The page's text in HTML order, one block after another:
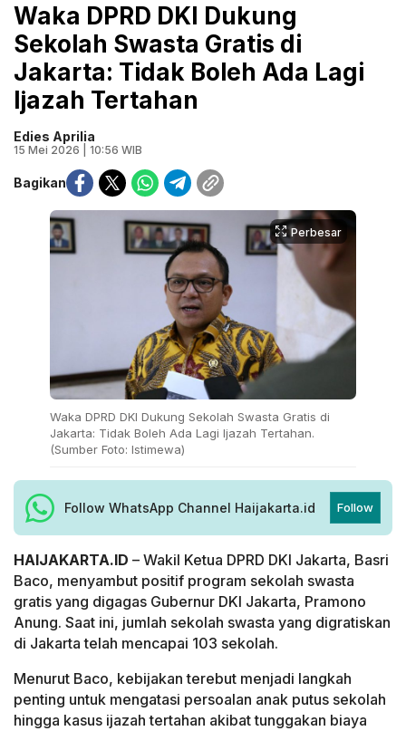
Waka DPRD DKI Dukung
Sekolah Swasta Gratis di
Jakarta: Tidak Boleh Ada Lagi
Ijazah Tertahan
Edies Aprilia
15 Mei 2026 | 10:56 WIB
Bagikan
Perbesar
Waka DPRD DKI Dukung Sekolah Swasta Gratis di
Jakarta: Tidak Boleh Ada Lagi Ijazah Tertahan.
(Sumber Foto: Istimewa)
Follow WhatsApp Channel Haijakarta.id Follow
HAIJAKARTA.ID – Wakil Ketua DPRD DKI Jakarta, Basri
Baco, menyambut positif program sekolah swasta
gratis yang digagas Gubernur DKI Jakarta, Pramono
Anung. Saat ini, jumlah sekolah swasta yang digratiskan
di Jakarta telah mencapai 103 sekolah.
Menurut Baco, kebijakan terebut menjadi langkah
penting untuk mengatasi persoalan anak putus sekolah
hingga kasus ijazah tertahan akibat tunggakan biaya